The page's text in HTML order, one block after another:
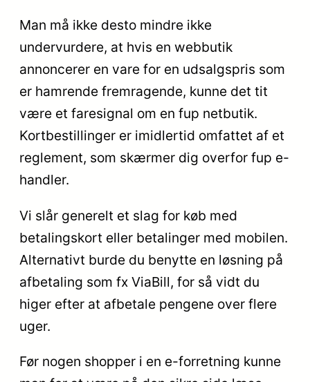
Man må ikke desto mindre ikke
undervurdere, at hvis en webbutik
annoncerer en vare for en udsalgspris som
er hamrende fremragende, kunne det tit
være et faresignal om en fup netbutik.
Kortbestillinger er imidlertid omfattet af et
reglement, som skærmer dig overfor fup e-
handler.
Vi slår generelt et slag for køb med
betalingskort eller betalinger med mobilen.
Alternativt burde du benytte en løsning på
afbetaling som fx ViaBill, for så vidt du
higer efter at afbetale pengene over flere
uger.
Før nogen shopper i en e-forretning kunne